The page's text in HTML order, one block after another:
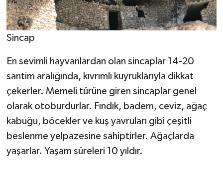
Sincap
En sevimli hayvanlardan olan sincaplar 14-20
santim aralığında, kıvrımlı kuyruklarıyla dikkat
çekerler. Memeli türüne giren sincaplar genel
olarak otoburdurlar. Fındık, badem, ceviz, ağaç
kabuğu, böcekler ve kuş yavruları gibi çeşitli
beslenme yelpazesine sahiptirler. Ağaçlarda
yaşarlar. Yaşam süreleri 10 yıldır.